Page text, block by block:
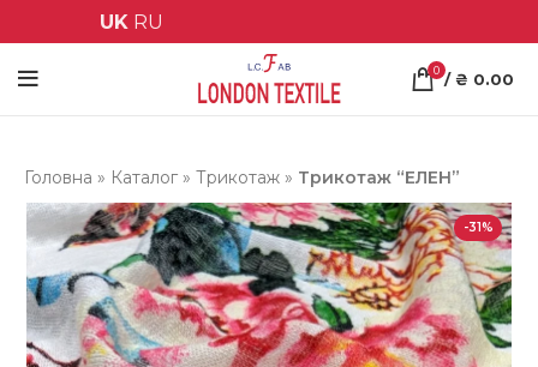
UK RU
0 / ₴ 0.00
Головна » Каталог »Трикотаж » Трикотаж “ЕЛЕН”
-31%